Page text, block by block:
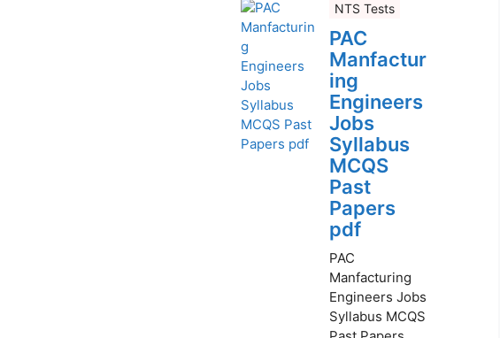
NTS Tests
PAC
Manfactur
ing
Engineers
Jobs
Syllabus
MCQS
Past
Papers
pdf
PAC
Manfacturing
Engineers Jobs
Syllabus MCQS